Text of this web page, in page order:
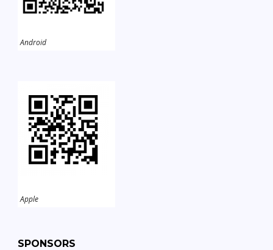
Android
Apple
SPONSORS